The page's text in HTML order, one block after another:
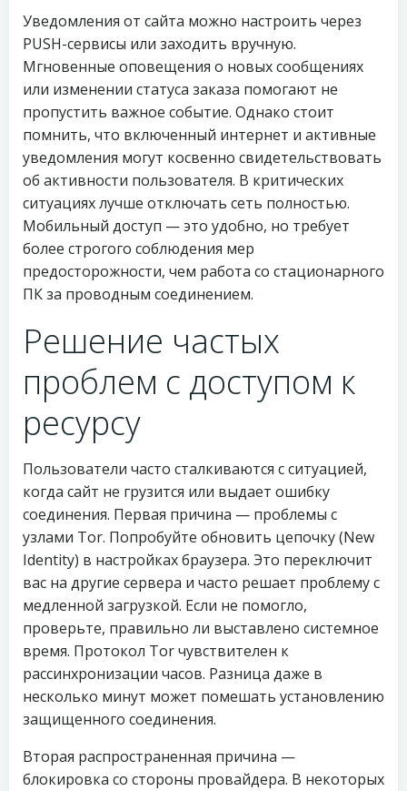
Уведомления от сайта можно настроить через
PUSH-сервисы или заходить вручную.
Мгновенные оповещения о новых сообщениях
или изменении статуса заказа помогают не
пропустить важное событие. Однако стоит
помнить, что включенный интернет и активные
уведомления могут косвенно свидетельствовать
об активности пользователя. В критических
ситуациях лучше отключать сеть полностью.
Мобильный доступ — это удобно, но требует
более строгого соблюдения мер
предосторожности, чем работа со стационарного
ПК за проводным соединением.
Решение частых
проблем с доступом к
ресурсу
Пользователи часто сталкиваются с ситуацией,
когда сайт не грузится или выдает ошибку
соединения. Первая причина — проблемы с
узлами Tor. Попробуйте обновить цепочку (New
Identity) в настройках браузера. Это переключит
вас на другие сервера и часто решает проблему с
медленной загрузкой. Если не помогло,
проверьте, правильно ли выставлено системное
время. Протокол Tor чувствителен к
рассинхронизации часов. Разница даже в
несколько минут может помешать установлению
защищенного соединения.
Вторая распространенная причина —
блокировка со стороны провайдера. В некоторых